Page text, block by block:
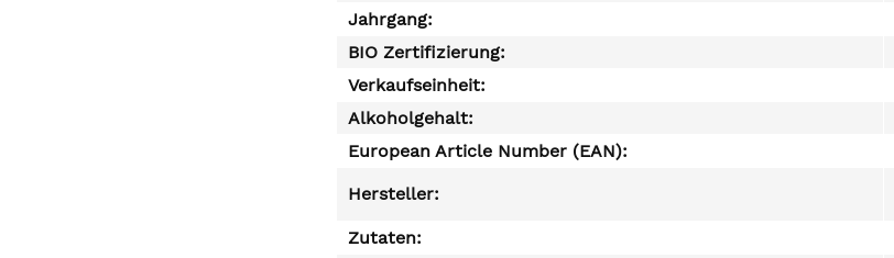
Jahrgang:
BIO Zertifizierung:
Verkaufseinheit:
Alkoholgehalt:
European Article Number (EAN):
Hersteller:
Zutaten: